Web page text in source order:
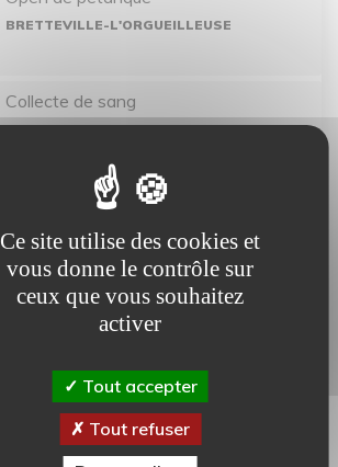
BRETTEVILLE-L'ORGUEILLEUSE
Collecte de sang
BRETTEVILLE-L'ORGUEILLEUSE
L'été des Mômes
BRETTEVILLE-L'ORGUEILLEUSE
Ce site utilise des cookies et
vous donne le contrôle sur
ceux que vous souhaitez
activer
Tout accepter
Tout refuser